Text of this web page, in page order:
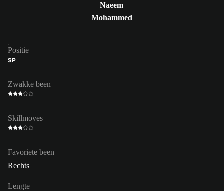
Naeem
Mohammed
Positie
SP
Zwakke been
Skillmoves
Favoriete been
Rechts
Lengte